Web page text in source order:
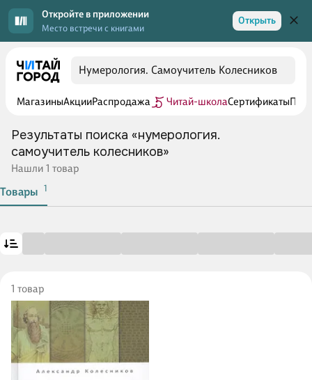
Откройте в приложении
Место встречи с книгами
Открыть
МагазиныАкцииРаспродажа Читай-школаСертификаты
Результаты поиска «нумерология.
самоучитель колесников»
Нашли 1 товар
Товары 1
1 товар